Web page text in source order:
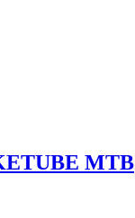
MTB